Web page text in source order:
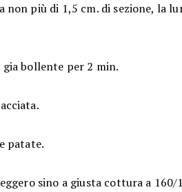
non più di 1,5 cm. di sezione, la
bollente per 2 min.
patate.
sino a giusta cottura a 160/